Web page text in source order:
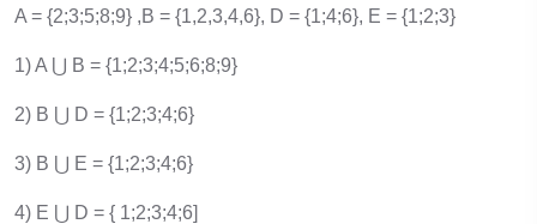
A = {2;3;5;8;9} ,B = {1,2,3,4,6}, D = {1;4;6}, E = {1;2;3}
1) A ⋃ B = {1;2;3;4;5;6;8;9}
2) B ⋃ D = {1;2;3;4;6}
3) B ⋃ E = {1;2;3;4;6}
4) E ⋃ D = { 1;2;3;4;6]